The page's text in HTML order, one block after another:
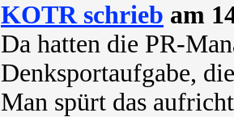
KOTR schrieb am
Da hatten die PR-
Denksportaufgabe,
Man spürt das